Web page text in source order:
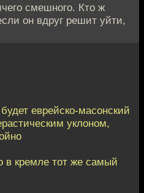
смешного. Кто ж
он вдруг решит уйти,
еврейско-масонский
уклоном,
в кремле тот же самый